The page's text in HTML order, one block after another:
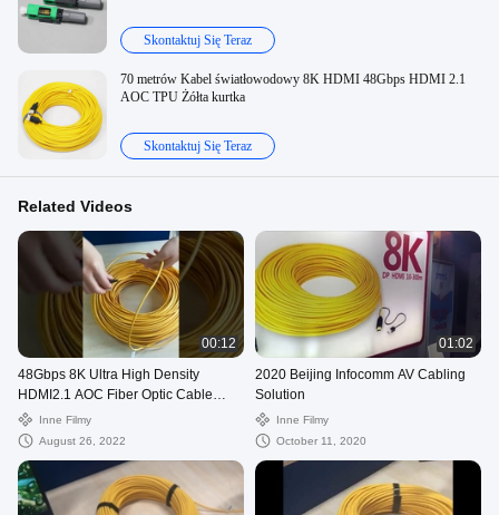
Skontaktuj Się Teraz
70 metrów Kabel światłowodowy 8K HDMI 48Gbps HDMI 2.1
AOC TPU Żółta kurtka
Skontaktuj Się Teraz
Related Videos
00:12
48Gbps 8K Ultra High Density
HDMI2.1 AOC Fiber Optic Cable
High Speed Gaming Cable
Inne Filmy
August 26, 2022
01:02
2020 Beijing Infocomm AV Cabling
Solution
Inne Filmy
October 11, 2020